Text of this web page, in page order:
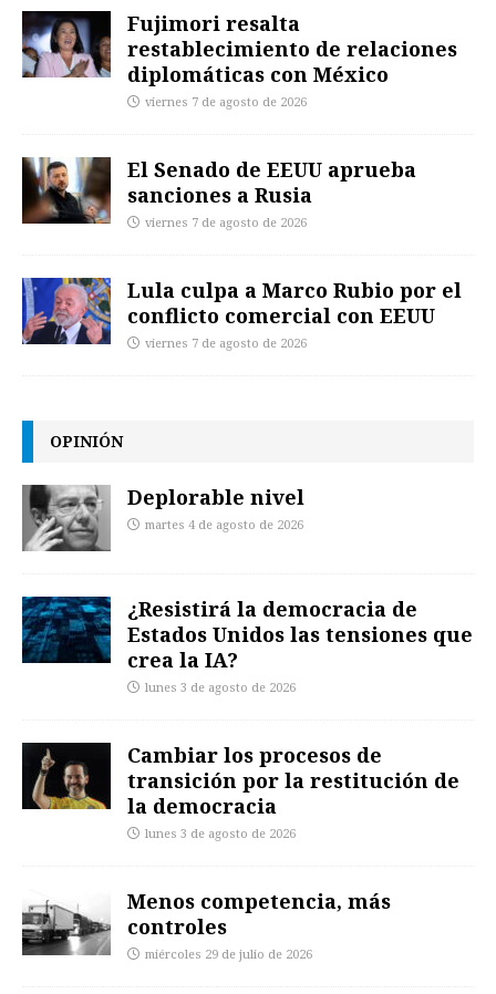
Fujimori resalta
restablecimiento de relaciones
diplomáticas con México
viernes 7 de agosto de 2026
El Senado de EEUU aprueba
sanciones a Rusia
viernes 7 de agosto de 2026
Lula culpa a Marco Rubio por el
conflicto comercial con EEUU
viernes 7 de agosto de 2026
OPINIÓN
Deplorable nivel
martes 4 de agosto de 2026
¿Resistirá la democracia de
Estados Unidos las tensiones que
crea la IA?
lunes 3 de agosto de 2026
Cambiar los procesos de
transición por la restitución de
la democracia
lunes 3 de agosto de 2026
Menos competencia, más
controles
miércoles 29 de julio de 2026